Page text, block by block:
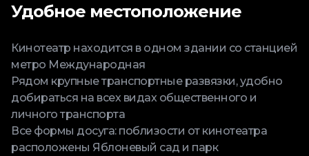
Удобное местоположение
Кинотеатр находится в одном здании со станцией
метро Международная
Рядом крупные транспортные развязки, удобно
добираться на всех видах общественного и
личного транспорта
Все формы досуга: поблизости от кинотеатра
расположены Яблоневый сад и парк